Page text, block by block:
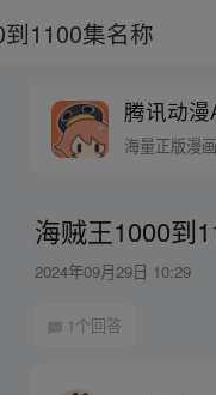
1100集名称
腾讯动漫
海量正版漫
海贼王1000到
2024年09月29日 10:29
1个回答